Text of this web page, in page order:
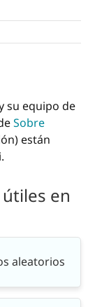
su equipo de
Sobre
están
en
aleatorios